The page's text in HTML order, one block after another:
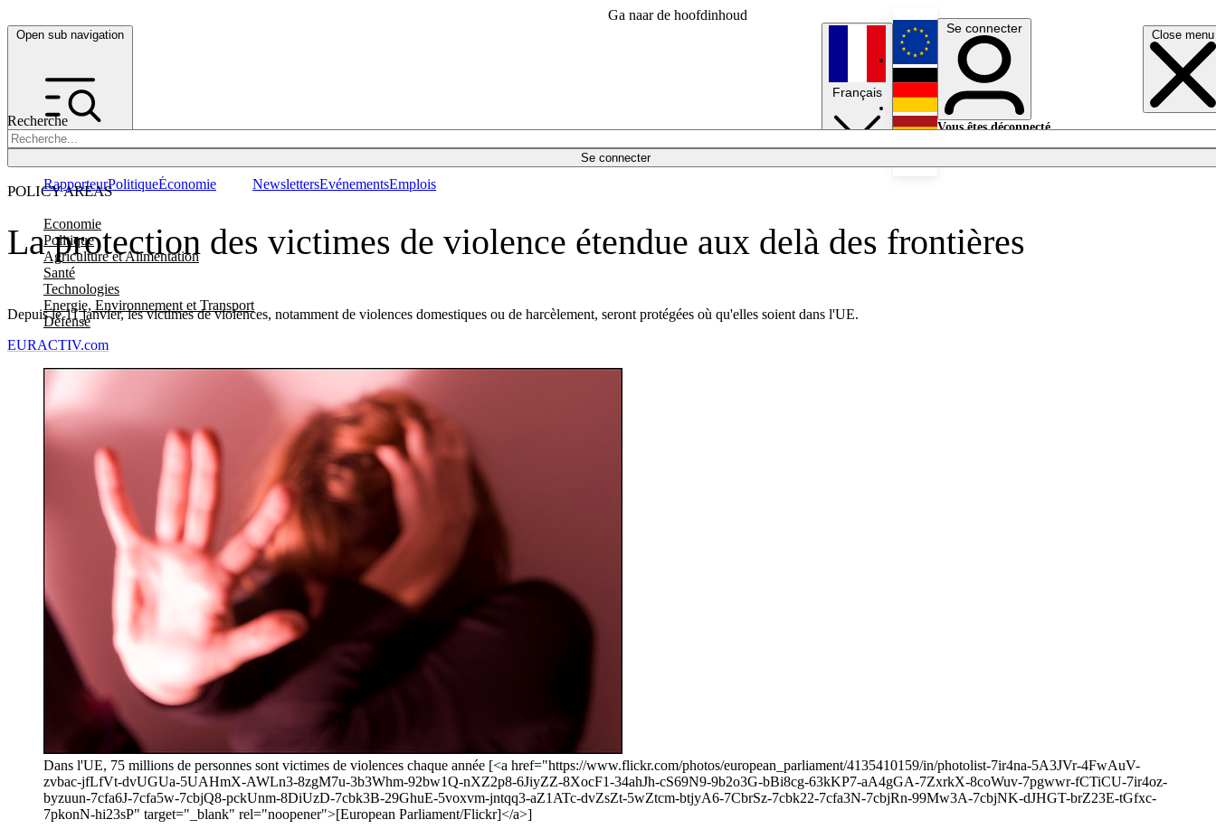
Ga naar de hoofdinhoud
Open sub navigation Close menu
Recherche
Se connecter
POLICY AREAS
Economie
Politique
Agriculture et Alimentation
Santé
Technologies
Energie, Environnement et Transport
Défense
RapporteurPolitiqueÉconomie NewslettersEvénementsEmplois
Français
English
Deutsch
Se connecter
Vous êtes déconnecté.
La protection des victimes de violence étendue aux delà des frontières
Depuis le 11 janvier, les victimes de violences, notamment de violences domestiques ou de harcèlement, seront protégées où qu'elles soient dans l'UE.
EURACTIV.com
Dans l'UE, 75 millions de personnes sont victimes de violences chaque année [<a href="https://www.flickr.com/photos/european_parliament/4135410159/in/photolist-7ir4na-5A3JVr-4FwAuV-
zvbac-jfLfVt-dvUGUa-5UAHmX-AWLn3-8zgM7u-3b3Whm-92bw1Q-nXZ2p8-6JiyZZ-8XocF1-34ahJh-cS69N9-9b2o3G-bBi8cg-63kKP7-aA4gGA-7ZxrkX-8coWuv-7pgwwr-fCTiCU-7ir4oz-
byzuun-7cfa6J-7cfa5w-7cbjQ8-pckUnm-8DiUzD-7cbk3B-29GhuE-5voxvm-jntqq3-aZ1ATc-dvZsZt-5wZtcm-btjyA6-7CbrSz-7cbk22-7cfa3N-7cbjRn-99Mw3A-7cbjNK-dJHGT-brZ23E-tGfxc-
7pkonN-hi23sP" target="_blank" rel="noopener">[European Parliament/Flickr]</a>]